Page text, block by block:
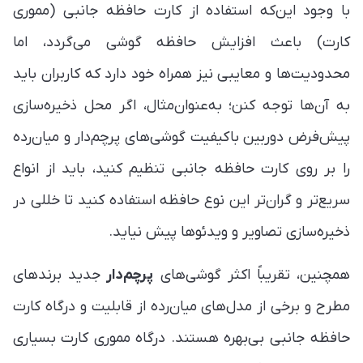
با وجود این‌که استفاده از کارت حافظه جانبی (مموری
کارت) باعث افزایش حافظه گوشی می‌گردد، اما
محدودیت‌ها و معایبی نیز همراه خود دارد که کاربران باید
به آن‌ها توجه کنن؛ به‌عنوان‌مثال، اگر محل ذخیره‌سازی
پیش‌فرض دوربین با‌کیفیت گوشی‌های پرچم‌دار و میان‌رده
را بر روی کارت حافظه جانبی تنظیم کنید، باید از انواع
سریع‌تر و گران‌تر این نوع حافظه استفاده کنید تا خللی در
ذخیره‌سازی تصاویر و ویدئوها پیش نیاید.
همچنین، تقریباً اکثر گوشی‌های پرچم‌دار جدید برندهای
مطرح و برخی از مدل‌های میان‌رده از قابلیت و درگاه کارت
حافظه جانبی بی‌بهره هستند. درگاه مموری کارت بسیاری